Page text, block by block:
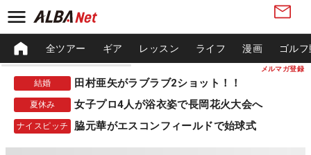
メルマガ登録
全ツアー ギア レッスン ライフ 漫画 ゴル
結婚 田村亜矢がラブラブ2ショット！！
夏休み 女子プロ4人が浴衣姿で長岡花火大会へ
ナイスピッチ 脇元華がエスコンフィールドで始球式